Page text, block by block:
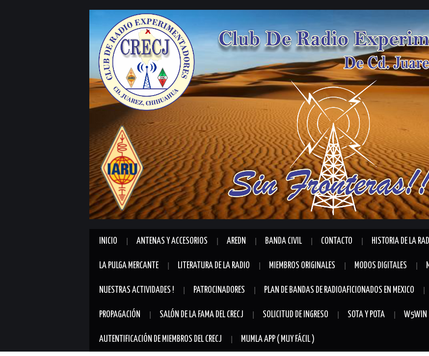
INICIO ANTENAS Y ACCESORIOS AREDN BANDA CIVIL CONTACTO HISTORIA DE LA
LA PULGA MERCANTE LITERATURA DE LA RADIO MIEMBROS ORIGINALES MODOS DIGITALES
NUESTRAS ACTIVIDADES ! PATROCINADORES PLAN DE BANDAS DE RADIOAFICIONADOS EN MEXICO
PROPAGACIÓN SALÓN DE LA FAMA DEL CRECJ SOLICITUD DE INGRESO SOTA Y POTA W5WIN
AUTENTIFICACIÓN DE MIEMBROS DEL CRECJ MUMLA APP ( MUY FÁCIL )